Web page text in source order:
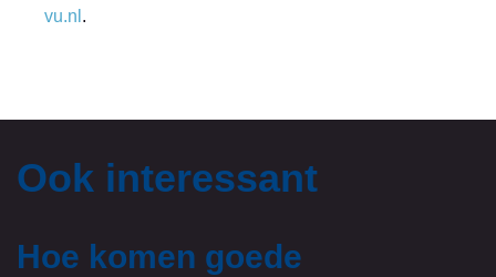
vu.nl .
Ook interessant
Hoe komen goede